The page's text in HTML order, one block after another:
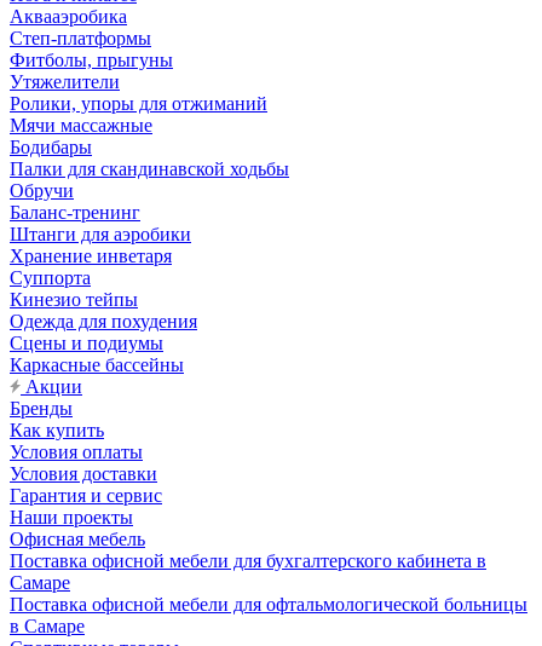
Аквааэробика
Степ-платформы
Фитболы, прыгуны
Утяжелители
Ролики, упоры для отжиманий
Мячи массажные
Бодибары
Палки для скандинавской ходьбы
Обручи
Баланс-тренинг
Штанги для аэробики
Хранение инветаря
Суппорта
Кинезио тейпы
Одежда для похудения
Сцены и подиумы
Каркасные бассейны
Акции
Бренды
Как купить
Условия оплаты
Условия доставки
Гарантия и сервис
Наши проекты
Офисная мебель
Поставка офисной мебели для бухгалтерского кабинета в
Самаре
Поставка офисной мебели для офтальмологической больницы
в Самаре